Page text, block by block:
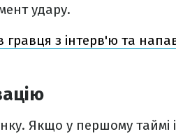
удару.
гравця з інтерв'ю та
Якщо у першому таймі